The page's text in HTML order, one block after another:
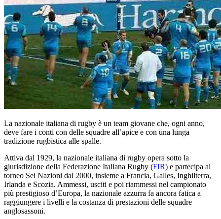
La nazionale italiana di rugby è un team giovane che, ogni anno,
deve fare i conti con delle squadre all’apice e con una lunga
tradizione rugbistica alle spalle.
Attiva dal 1929, la nazionale italiana di rugby opera sotto la
giurisdizione della Federazione Italiana Rugby (FIR) e partecipa al
torneo Sei Nazioni dal 2000, insieme a Francia, Galles, Inghilterra,
Irlanda e Scozia. Ammessi, usciti e poi riammessi nel campionato
più prestigioso d’Europa, la nazionale azzurra fa ancora fatica a
raggiungere i livelli e la costanza di prestazioni delle squadre
anglosassoni.